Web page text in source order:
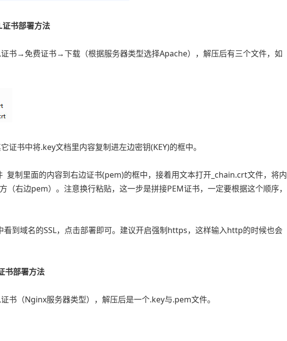
书部署方法
书→免费证书→下载（根据服务器类型选择Apache），解压后有三个文件，如
书中将.key文档里内容复制进左边密钥(KEY)的框中。
复制里面的内容到右边证书(pem)的框中，接着用文本打开_chain.crt文件，将内
（右边pem）。注意换行粘贴，这一步是拼接PEM证书，一定要根据这个顺序，
看到域名的SSL，点击部署即可。建议开启强制https，这样输入http的时候也会
书部署方法
书（Nginx服务器类型），解压后是一个.key与.pem文件。